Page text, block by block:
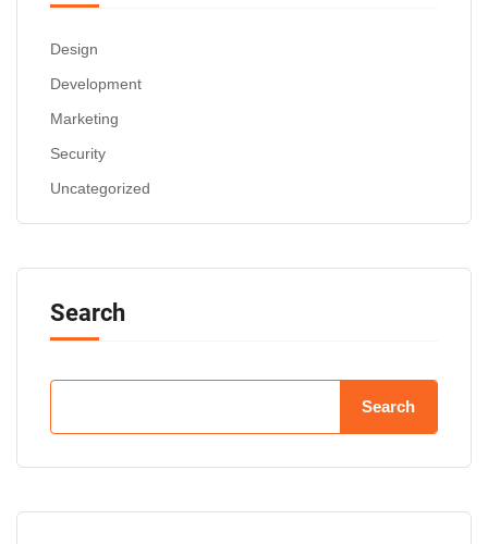
Design
Development
Marketing
Security
Uncategorized
Search
Search